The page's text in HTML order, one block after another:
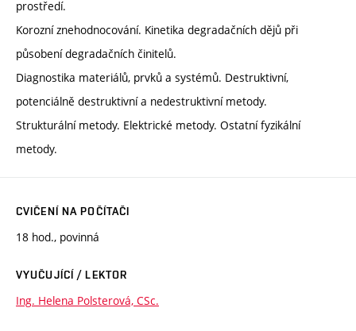
prostředí.
Korozní znehodnocování. Kinetika degradačních dějů při
působení degradačních činitelů.
Diagnostika materiálů, prvků a systémů. Destruktivní,
potenciálně destruktivní a nedestruktivní metody.
Strukturální metody. Elektrické metody. Ostatní fyzikální
metody.
CVIČENÍ NA POČÍTAČI
18 hod., povinná
VYUČUJÍCÍ / LEKTOR
Ing. Helena Polsterová, CSc.